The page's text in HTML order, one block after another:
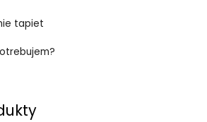
tapiet